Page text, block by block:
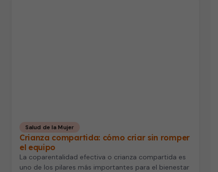
Salud de la Mujer
Crianza compartida: cómo criar sin romper
el equipo
La coparentalidad efectiva o crianza compartida es
uno de los pilares más importantes para el bienestar